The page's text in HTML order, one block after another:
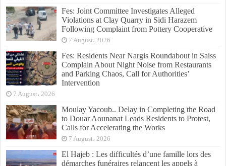
Fes: Joint Committee Investigates Alleged
Violations at Clay Quarry in Sidi Harazem
Following Complaint from Pottery Cooperative
7 August، 2026
Fes: Residents Near Nargis Roundabout in Saiss
Complain About Night Noise from Restaurants
and Parking Chaos, Call for Authorities’
Intervention
7 August، 2026
Moulay Yacoub.. Delay in Completing the Road
to Douar Aounanat Leads Residents to Protest,
Calls for Accelerating the Works
7 August، 2026
El Hajeb : Les difficultés d’une famille lors des
démarches funéraires relancent les appels à